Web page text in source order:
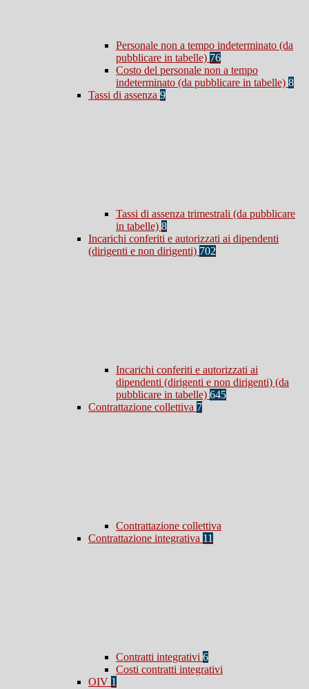
Personale non a tempo indeterminato (da
pubblicare in tabelle) 76
Costo del personale non a tempo
indeterminato (da pubblicare in tabelle) 8
Tassi di assenza 9
Tassi di assenza trimestrali (da pubblicare
in tabelle) 8
Incarichi conferiti e autorizzati ai dipendenti
(dirigenti e non dirigenti) 702
Incarichi conferiti e autorizzati ai
dipendenti (dirigenti e non dirigenti) (da
pubblicare in tabelle) 645
Contrattazione collettiva 7
Contrattazione collettiva
Contrattazione integrativa 11
Contratti integrativi 6
Costi contratti integrativi
OIV 1